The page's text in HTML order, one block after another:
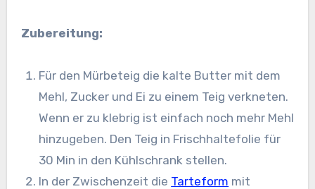
Zubereitung:
Für den Mürbeteig die kalte Butter mit dem
Mehl, Zucker und Ei zu einem Teig verkneten.
Wenn er zu klebrig ist einfach noch mehr Mehl
hinzugeben. Den Teig in Frischhaltefolie für
30 Min in den Kühlschrank stellen.
In der Zwischenzeit die Tarteform mit